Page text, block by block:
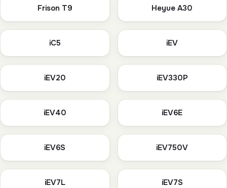
Frison T9 Heyue A30
iC5 iEV
iEV20 iEV330P
iEV40 iEV6E
iEV6S iEV750V
iEV7L iEV7S